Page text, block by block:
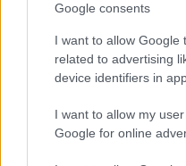
Google consents
I want to allow Google
related to advertising
device identifiers in
I want to allow my
Google for online
Andrea Conforti · 6 Ago 2026
NERD NEWS